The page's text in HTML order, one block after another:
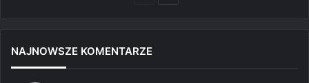
NAJNOWSZE KOMENTARZE